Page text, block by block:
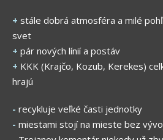
+ stále dobrá atmosféra a milé
svet
+ pár nových línií a postáv
+ KKK (Krajčo, Kozub, Kerekes)
hrajú
- recykluje veľké časti jednotky
- miestami stojí na mieste bez